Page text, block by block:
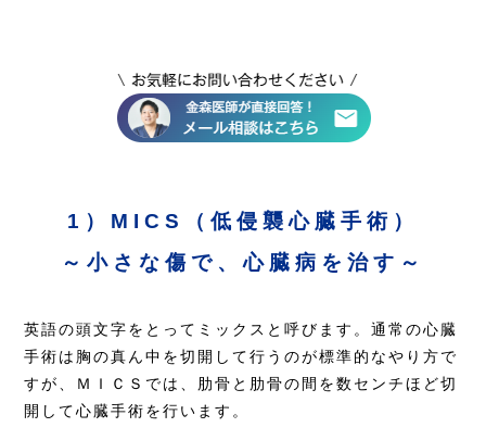
1）MICS（低侵襲心臓手術）
～小さな傷で、心臓病を治す～
英語の頭文字をとってミックスと呼びます。通常の心臓
手術は胸の真ん中を切開して行うのが標準的なやり方で
すが、ＭＩＣＳでは、肋骨と肋骨の間を数センチほど切
開して心臓手術を行います。